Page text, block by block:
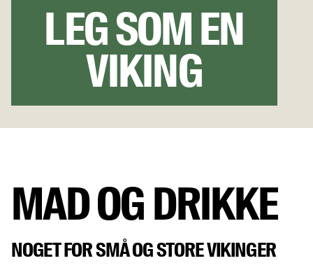
LEG SOM EN
VIKING
MAD OG DRIKKE
NOGET FOR SMÅ OG STORE VIKINGER